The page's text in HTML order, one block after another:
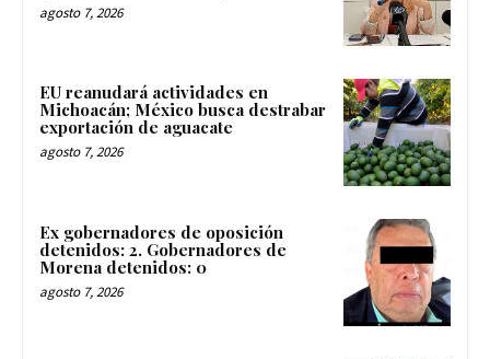
agosto 7, 2026
EU reanudará actividades en
Michoacán; México busca destrabar
exportación de aguacate
agosto 7, 2026
Ex gobernadores de oposición
detenidos: 2. Gobernadores de
Morena detenidos: 0
agosto 7, 2026